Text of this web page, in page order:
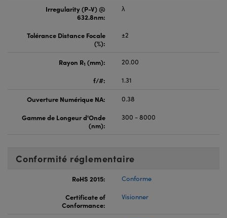
Irregularity (P-V) @
632.8nm:
λ
Tolérance Distance Focale
(%):
±2
Rayon R1 (mm):
20.00
f/#:
1.31
Ouverture Numérique NA:
0.38
Gamme de Longeur d'Onde
(nm):
300 - 8000
Conformité réglementaire
RoHS 2015:
Conforme
Certificate of
Conformance:
Visionner